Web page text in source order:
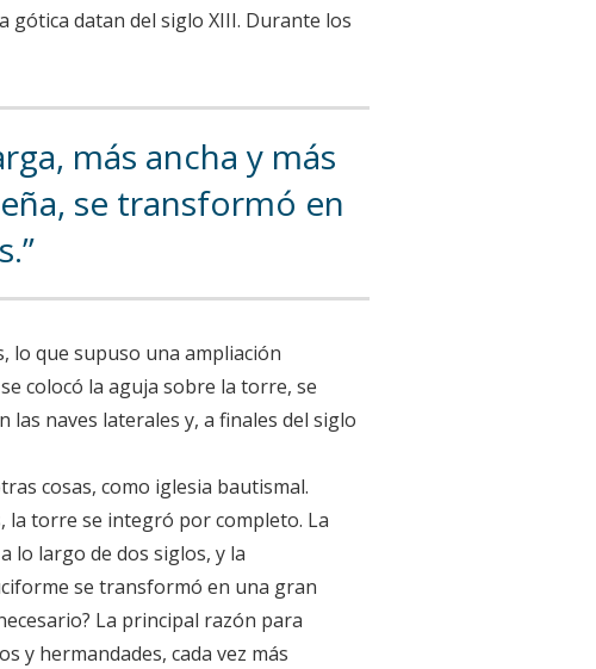
gótica datan del siglo XIII. Durante los
más ancha y más
se transformó en
lo que supuso una ampliación
colocó la aguja sobre la torre, se
naves laterales y, a finales del siglo
cosas, como iglesia bautismal.
la torre se integró por completo. La
lo largo de dos siglos, y la
se transformó en una gran
La principal razón para
y hermandades, cada vez más